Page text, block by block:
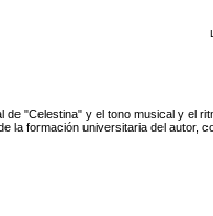
de "Celestina" y el tono musical y el
la formación universitaria del autor,